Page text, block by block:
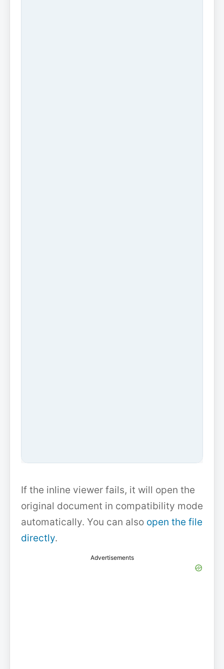
If the inline viewer fails, it will open the
original document in compatibility mode
automatically. You can also open the file
directly.
Advertisements